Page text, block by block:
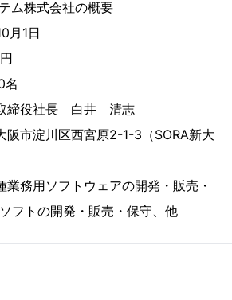
ム株式会社の概要
月1日
名
取締役社長 白井 清志
阪市淀川区西宮原2-1-3（SORA新大
業務用ソフトウェアの開発・販売・
フトの開発・販売・保守、他